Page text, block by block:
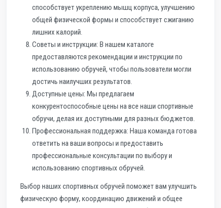
способствует укреплению мышц корпуса, улучшению
общей физической формы и способствует сжиганию
лишних калорий.
Советы и инструкции: В нашем каталоге
предоставляются рекомендации и инструкции по
использованию обручей, чтобы пользователи могли
достичь наилучших результатов.
Доступные цены: Мы предлагаем
конкурентоспособные цены на все наши спортивные
обручи, делая их доступными для разных бюджетов.
Профессиональная поддержка: Наша команда готова
ответить на ваши вопросы и предоставить
профессиональные консультации по выбору и
использованию спортивных обручей.
Выбор наших спортивных обручей поможет вам улучшить
физическую форму, координацию движений и общее